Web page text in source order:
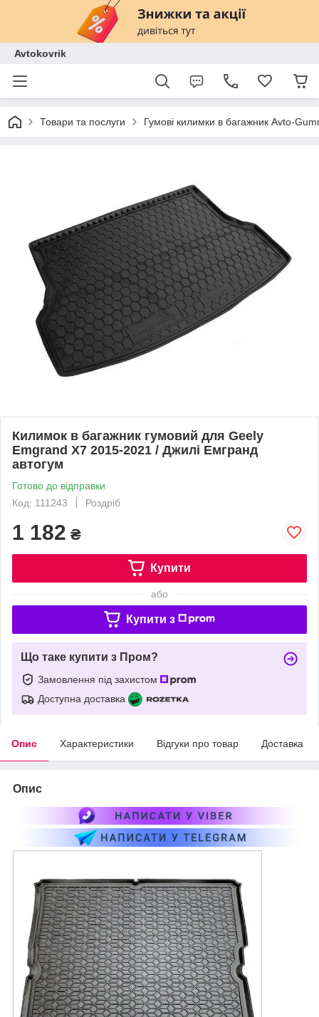
Avtokovrik
Товари та послуги Гумові килимки в багажник Avto-
Килимок в багажник гумовий для Geely
Emgrand X7 2015-2021 / Джилі Емгранд
автогум
Готово до відправки
Код: 111243
Роздріб
1 182 ₴
Купити
або
Купити з
Що таке купити з Пром?
Замовлення під захистом
Доступна доставка
Опис Характеристики Відгуки про товар Доставка
Опис